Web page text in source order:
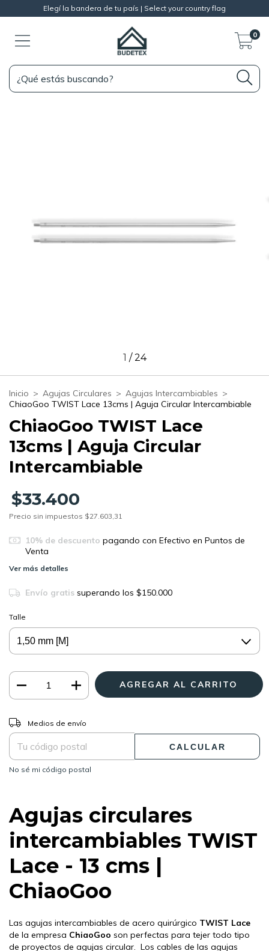
Elegí la bandera de tu país | Select your country flag
0
1 /24
Inicio > Agujas Circulares > Agujas Intercambiables >
ChiaoGoo TWIST Lace 13cms | Aguja Circular Intercambiable
ChiaoGoo TWIST Lace
13cms | Aguja Circular
Intercambiable
$33.400
Precio sin impuestos $27.603,31
10% de descuento pagando con Efectivo en Puntos de
Venta
Ver más detalles
Envío gratis superando los $150.000
Talle
Entregas para el CP:
Medios de envío
CALCULAR
No sé mi código postal
Agujas circulares
intercambiables TWIST
Lace - 13 cms |
ChiaoGoo
Las agujas intercambiables de acero quirúrgico TWIST Lace
de la empresa ChiaoGoo son perfectas para tejer todo tipo
de proyectos de agujas circular. Los cables de las agujas